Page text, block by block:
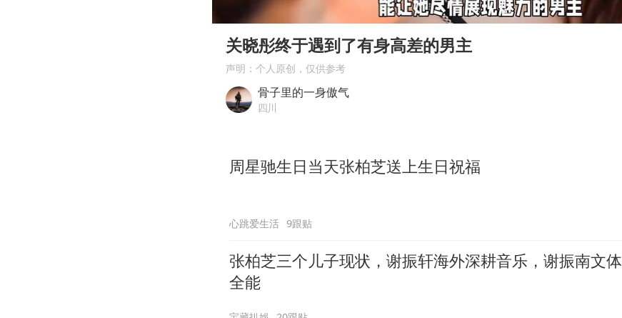
美股存储板块集体大跌
“新疆阿勒泰八月能滑雪”不实
日本试射“战斧”导弹，国防部回应
胡彦斌韩磊 谁帮谁
夯实基础开新局
Play
00:00
关晓彤终于遇到了有身高差的男主
声明：个人原创，仅供参考
骨子里的一身傲气
四川
周星驰生日当天张柏芝送上生日祝福
心跳爱生活 9跟贴
张柏芝三个儿子现状，谢振轩海外深耕音乐，谢振南文体
全能